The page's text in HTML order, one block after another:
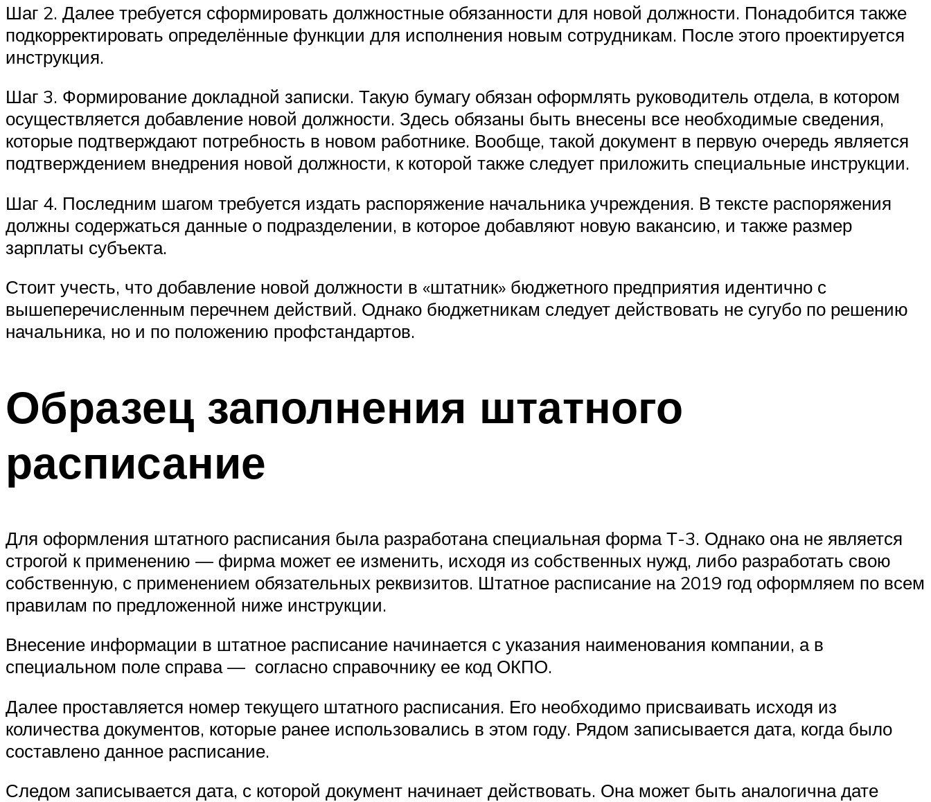
Шаг 2. Далее требуется сформировать должностные обязанности для новой должности. Понадобится также
подкорректировать определённые функции для исполнения новым сотрудникам. После этого проектируется
инструкция.
Шаг 3. Формирование докладной записки. Такую бумагу обязан оформлять руководитель отдела, в котором
осуществляется добавление новой должности. Здесь обязаны быть внесены все необходимые сведения,
которые подтверждают потребность в новом работнике. Вообще, такой документ в первую очередь является
подтверждением внедрения новой должности, к которой также следует приложить специальные инструкции.
Шаг 4. Последним шагом требуется издать распоряжение начальника учреждения. В тексте распоряжения
должны содержаться данные о подразделении, в которое добавляют новую вакансию, и также размер
зарплаты субъекта.
Стоит учесть, что добавление новой должности в «штатник» бюджетного предприятия идентично с
вышеперечисленным перечнем действий. Однако бюджетникам следует действовать не сугубо по решению
начальника, но и по положению профстандартов.
Образец заполнения штатного
расписание
Для оформления штатного расписания была разработана специальная форма Т-3. Однако она не является
строгой к применению — фирма может ее изменить, исходя из собственных нужд, либо разработать свою
собственную, с применением обязательных реквизитов. Штатное расписание на 2019 год оформляем по всем
правилам по предложенной ниже инструкции.
Внесение информации в штатное расписание начинается с указания наименования компании, а в
специальном поле справа — согласно справочнику ее код ОКПО.
Далее проставляется номер текущего штатного расписания. Его необходимо присваивать исходя из
количества документов, которые ранее использовались в этом году. Рядом записывается дата, когда было
составлено данное расписание.
Следом записывается дата, с которой документ начинает действовать. Она может быть аналогична дате